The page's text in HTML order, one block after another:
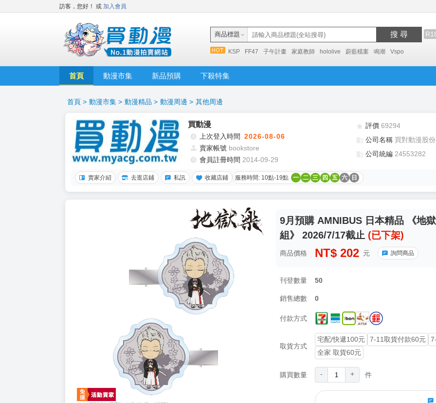
訪客，您好！ 或 加入會員
商品標題 搜 尋
KSP FF47 子午計畫 家庭教師 hololive 蔚藍檔案 鳴潮 Vspo
首頁 動漫市集 新品預購 下殺特集
首頁 > 動漫市集 > 動漫精品 > 動漫周邊 > 其他周邊
買動漫
上次登入時間 2026-08-06
賣家帳號 bookstore
會員註冊時間 2014-09-29
評價 69294
公司名稱 買對動漫股
公司統編 24553282
賣家介紹 去逛店鋪 私訊 收藏店鋪 服務時間: 10點-19點 一 二 三 四 五 六 日
9月預購 AMNIBUS 日本精品 《地
組》 2026/7/17截止 (已下架)
商品價格 NT$ 202 元 詢問商品
刊登數量 50
銷售總數 0
付款方式
取貨方式
宅配/快遞100元 7-11取貨付款60元
全家 取貨60元
購買數量 - + 件